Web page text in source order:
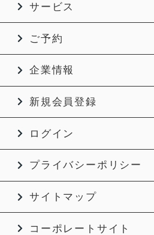
サービス
ご予約
企業情報
新規会員登録
ログイン
プライバシーポリシー
サイトマップ
コーポレートサイト